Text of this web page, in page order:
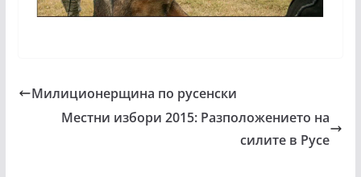
Милиционерщина по русенски
Местни избори 2015: Разположението на
силите в Русе